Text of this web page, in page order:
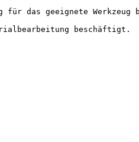
für das geeignete